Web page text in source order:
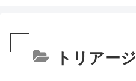
トリアージ